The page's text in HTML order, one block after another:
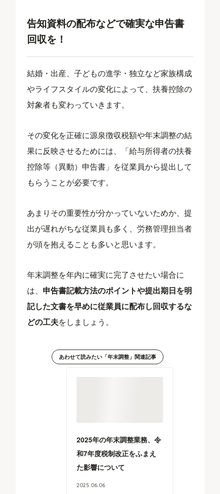
告知資料の配布などで確実な申告書
回収を！
結婚・出産、子どもの進学・独立など家族構成
やライフスタイルの変化によって、扶養控除の
対象者も変わっていきます。
その変化を正確に源泉徴収税額や年末調整の結
果に反映させるためには、「給与所得者の扶養
控除等（異動）申告書」を従業員から提出して
もらうことが必要です。
あまりその重要性が分かっていないためか、提
出が遅れがちな従業員も多く、労務管理担当者
が頭を抱えることも多いと思います。
年末調整を年内に確実に完了させたい場合に
は、 申告書記載方法のポイントや提出期日を明
記した文書を早めに従業員に配布し回収するな
どの工夫をしましょう。
あわせて読みたい「年末調整」関連記事
2025年の年末調整業務、令
和7年度税制改正をふまえ
た影響について
2025 06 06